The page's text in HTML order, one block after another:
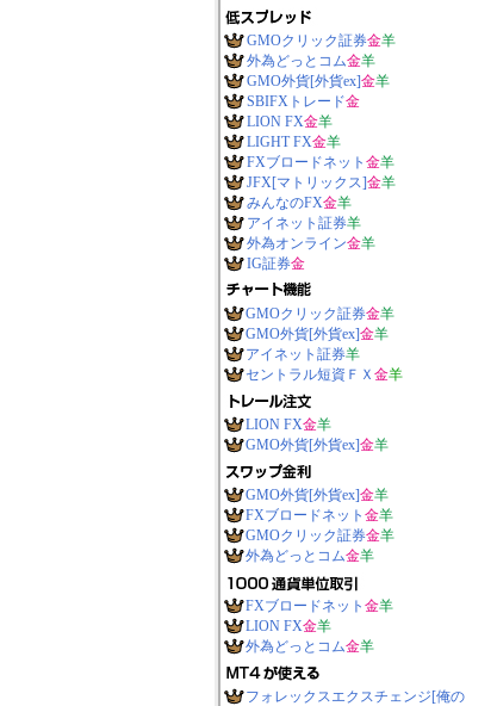
GMOクリック証券金羊
外為どっとコム金羊
GMO外貨[外貨ex]金羊
SBIFXトレード金
LION FX金羊
LIGHT FX金羊
FXブロードネット 金羊
JFX[マトリックス]金羊
みんなのFX金羊
アイネット証券羊
外為オンライン金羊
IG証券金
GMOクリック証券金羊
GMO外貨[外貨ex]金羊
アイネット証券羊
セントラル短資ＦＸ 金羊
LION FX金羊
GMO外貨[外貨ex]金羊
GMO外貨[外貨ex]金羊
FXブロードネット 金羊
GMOクリック証券金羊
外為どっとコム金羊
FXブロードネット 金羊
LION FX金羊
外為どっとコム金羊
フォレックスエクスチェンジ[俺の